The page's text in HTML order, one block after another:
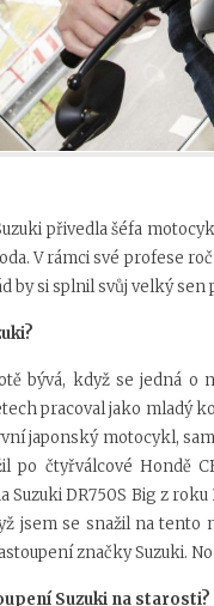
přivedla šéfa
V rámci své profese
by si splnil svůj velký
bývá, když se jedná o
pracoval jako mladý
japonský motocykl,
po čtyřválcové Hondě
Suzuki DR750S Big z
jsem se snažil na
značky Suzuki.
Suzuki na starosti?